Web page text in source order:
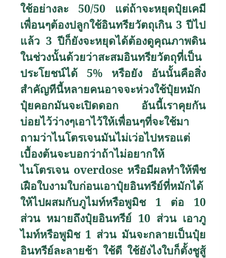
ใช้อย่างละ 50/50 แต่ถ้าจะหยุดปุ๋ยเคมี
เพื่อนๆต้องปลูกใช้อินทรียวัตถุเกิน 3 ปีไป
แล้ว 3 ปีก็ยังจะหยุดได้ต้องดูคุณภาพดิน
ในช่วงนั้นด้วยว่าสะสมอินทรียวัตถุที่เป็น
ประโยชน์ได้ 5% หรือยัง อันนั้นคือสิ่ง
สำคัญทีนี้หลายคนอาจจะห่วงใช้ปุ๋ยหมัก
ปุ๋ยคอกมันจะเปิดดอก อันนี้เราคุยกัน
บ่อยไว้ว่างๆเอาไว้ให้เพื่อนๆที่จะใช้มา
ถามว่าไนโตรเจนมันไม่เว่อไปหรอแต่
เบื้องต้นจะบอกว่าถ้าไม่อยากให้
ไนโตรเจน overdose หรือมีผลทำให้พืช
เฝือใบงามใบก่อนเอาปุ๋ยอินทรีย์ที่หมักได้
ให้ไปผสมกับภูไมท์หรือพูมิช 1 ต่อ 10
ส่วน หมายถึงปุ๋ยอินทรีย์ 10 ส่วน เอาภู
ไมท์หรือพูมิช 1 ส่วน มันจะกลายเป็นปุ๋ย
อินทรีย์ละลายช้า ใช้ดี ใช้ยังไงใบก็ตั้งชูสู้